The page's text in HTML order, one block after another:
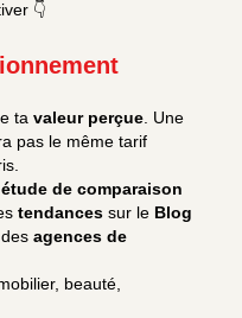
👇
ta valeur perçue . Une
pas le même tarif
étude de comparaison
tendances sur le Blog
agences de
beauté,